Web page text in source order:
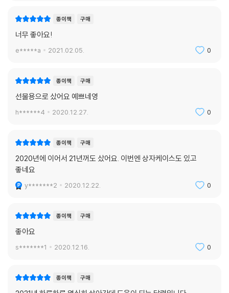
종이책 구매
너무 좋아요!
e*****a 2021.02.05. 0
종이책 구매
선물용으로 샀어요 예쁘네영
h******4 2020.12.27. 0
종이책 구매
2020년에 이어서 21년꺼도 샀어요. 이번엔 상자케이스도 있고
좋네요
y*******2 2020.12.22. 0
종이책 구매
좋아요
s*******1 2020.12.16. 0
종이책 구매